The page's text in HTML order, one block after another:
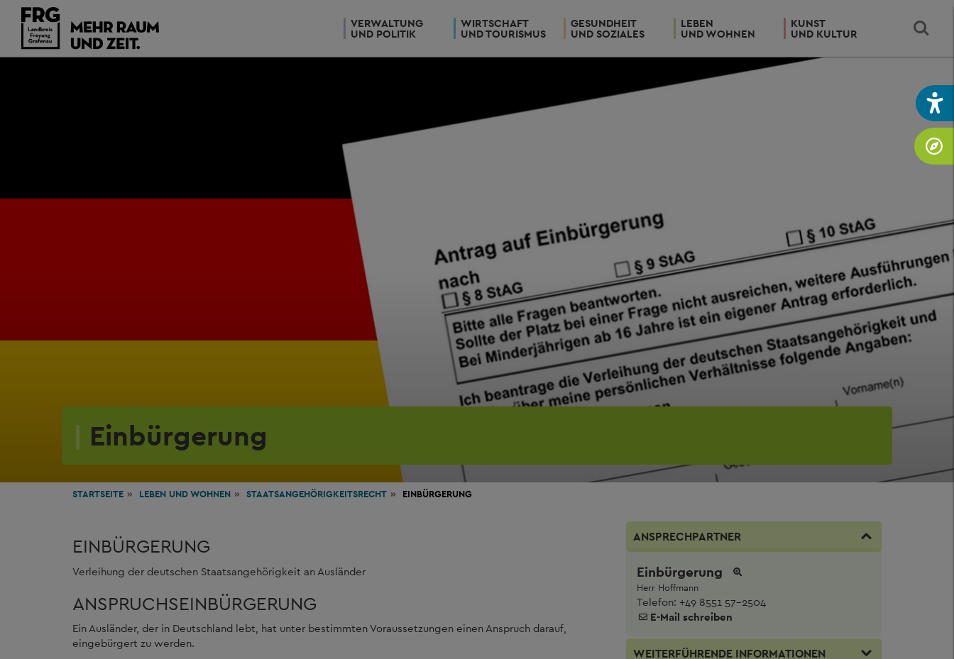
VERWALTUNG
UND POLITIK
WIRTSCHAFT
UND TOURISMUS
GESUNDHEIT
UND SOZIALES
LEBEN
UND WOHNEN
KUNST
UND KULTUR
Einbürgerung
STARTSEITE LEBEN UND WOHNEN STAATSANGEHÖRIGKEITSRECHT EINBÜRGERUNG
EINBÜRGERUNG
Verleihung der deutschen Staatsangehörigkeit an Ausländer
ANSPRUCHSEINBÜRGERUNG
Ein Ausländer, der in Deutschland lebt, hat unter bestimmten Voraussetzungen einen Anspruch darauf,
eingebürgert zu werden.
ANSPRECHPARTNER
Einbürgerung
Herr Hoffmann
Telefon: +49 8551 57-2504
E-Mail schreiben
WEITERFÜHRENDE INFORMATIONEN